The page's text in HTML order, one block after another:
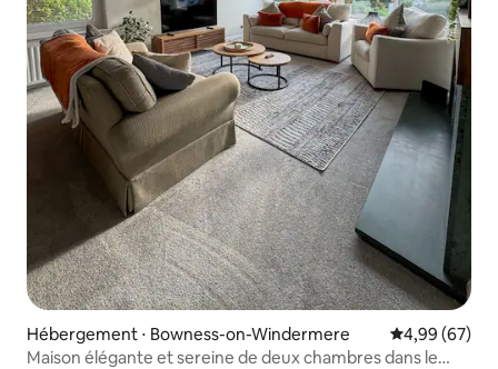
Hébergement ⋅ Bowness-on-Windermere Évaluation
4,99 (67)
Maison élégante et sereine de deux chambres dans le